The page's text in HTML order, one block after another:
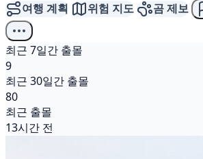
여행 계획 위험 지도 곰 제보
최근 7일간 출몰
9
최근 30일간 출몰
80
최근 출몰
13시간 전